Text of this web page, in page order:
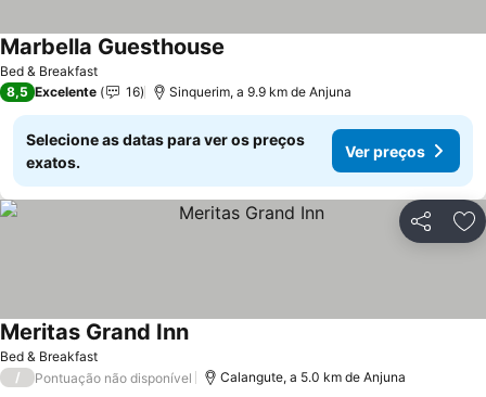
Bed & Breakfast
Marbella Guesthouse
8,5 Excelente 16 Sinquerim, a 9.9 km de Anjuna
Selecione as datas para ver os preços
exatos.
Ver preços
Partilhar
Bed & Breakfast
Meritas Grand InnVer preços
/ Pontuação não disponível Calangute, a 5.0 km de Anjuna